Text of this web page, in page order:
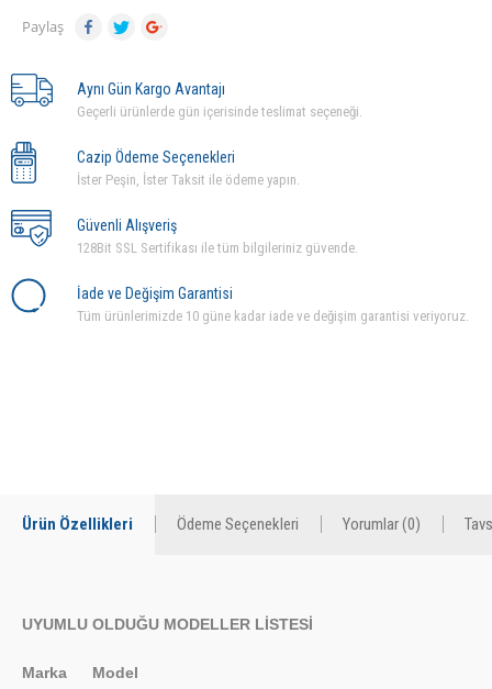
Paylaş
Aynı Gün Kargo Avantajı
Geçerli ürünlerde gün içerisinde teslimat seçeneği.
Cazip Ödeme Seçenekleri
İster Peşin, İster Taksit ile ödeme yapın.
Güvenli Alışveriş
128Bit SSL Sertifikası ile tüm bilgileriniz güvende.
İade ve Değişim Garantisi
Tüm ürünlerimizde 10 güne kadar iade ve değişim garantisi veriyoruz.
Ürün Özellikleri Ödeme Seçenekleri Yorumlar (0)
UYUMLU OLDUĞU MODELLER LİSTESİ
Marka Model